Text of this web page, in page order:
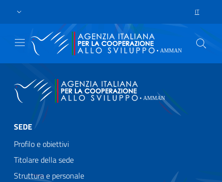
IT
SEDE
Profilo e obiettivi
Titolare della sede
Struttura e personale